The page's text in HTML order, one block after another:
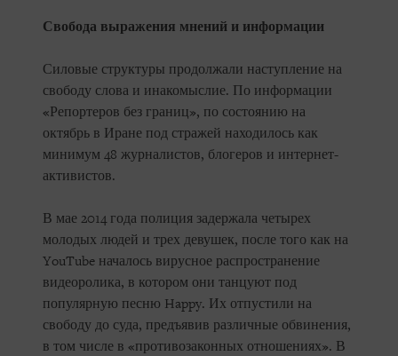
Свобода выражения мнений и информации
Силовые структуры продолжали наступление на
свободу слова и инакомыслие. По информации
«Репортеров без границ», по состоянию на
октябрь в Иране под стражей находилось как
минимум 48 журналистов, блогеров и интернет-
активистов.
В мае 2014 года полиция задержала четырех
молодых людей и трех девушек, после того как на
YouTube началось вирусное распространение
видеоролика, в котором они танцуют под
популярную песню Happy. Их отпустили на
свободу до суда, предъявив различные обвинения,
в том числе в «противозаконных отношениях». В